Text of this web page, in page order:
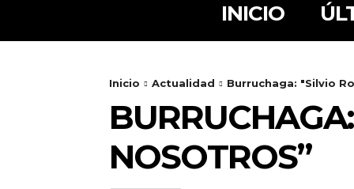
INICIO
Inicio Actualidad Burruchaga: "Silvio
NOSOTROS”